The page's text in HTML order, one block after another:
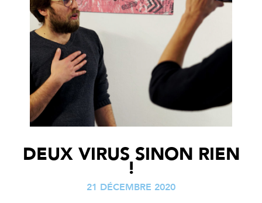
DEUX VIRUS SINON RIEN
!
21 DÉCEMBRE 2020